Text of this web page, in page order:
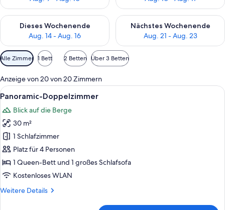
Dieses Wochenende
Aug. 14 - Aug. 16
Überprüfe die Verfügbarkeit für dieses Wochenende, Aug. 14
Nächstes Wochenende
Aug. 21 - Aug. 23
Überprüfe die Verfügbarkeit
Verfügbare
Filter
für
Zimmer
Alle Zimmer 1 Bett 2 Betten Über 3 Betten
Anzeige von 20 von 20 Zimmern
Alle
Fotos
für
Panoramic-
Doppelzimmer
anzeigen
Panoramic-Doppelzimmer |
5
Panoramic-Doppelzimmer
Blick auf die Berge
30 m²
1 Schlafzimmer
Platz für 4 Personen
1 Queen-Bett und 1 großes Schlafsofa
Kostenloses WLAN
Weitere Details
Weitere